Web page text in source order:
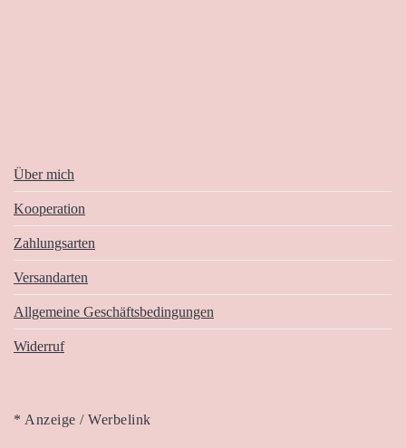
Über mich
Kooperation
Zahlungsarten
Versandarten
Allgemeine Geschäftsbedingungen
Widerruf
* Anzeige / Werbelink